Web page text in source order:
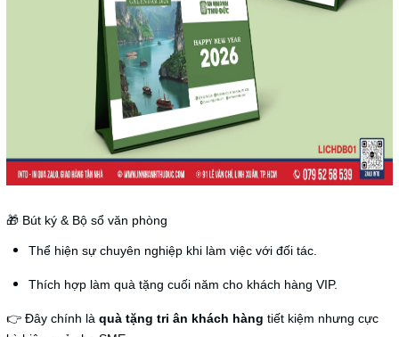
🎁 Bút ký & Bộ sổ văn phòng
Thể hiện sự chuyên nghiệp khi làm việc với đối tác.
Thích hợp làm quà tặng cuối năm cho khách hàng VIP.
👉 Đây chính là quà tặng tri ân khách hàng tiết kiệm nhưng cực